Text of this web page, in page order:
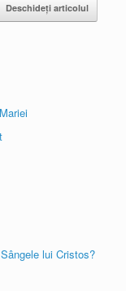
Deschideți articolul
lui Cristos?